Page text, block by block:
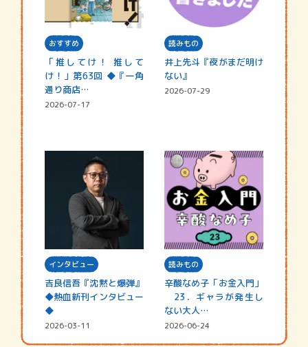
おすすめ
「推してけ！ 推して
け！」第63回 ◆『一角
通り商店…
2026-07-17
読みもの
井上先斗『夜がまだ明け
ない』
2026-07-29
インタビュー
吉良信吾『沈黙と爆弾』
◆熱血新刊インタビュー
◆
2026-03-11
読みもの
辛酸なめ子「お金入門」
23．ギャラが発生し
ない大人…
2026-06-24